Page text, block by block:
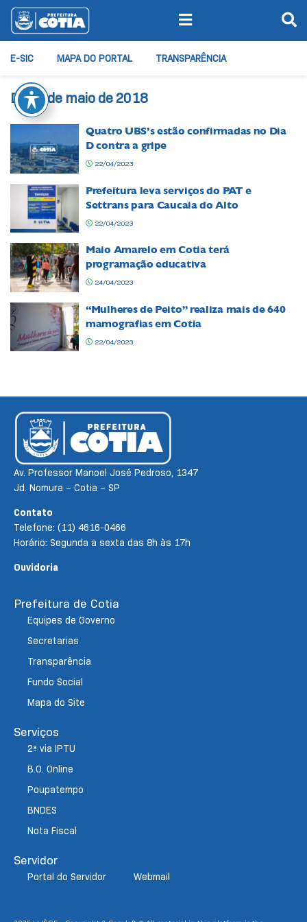
E-SIC MAPA DO PORTAL TRANSPARÊNCIA
Dia:2 de maio de 2018
Quatro UBS’s estão confirmadas no Dia
D contra a gripe
22/04/2023
Prefeitura leva serviços do PAT e
Settrans para Caucaia do Alto
22/04/2023
Maio Amarelo em Cotia terá
programação educativa
24/04/2023
“Mulheres de Peito” realiza mais de 640
mamografias em Cotia
22/04/2023
Av. Professor Manoel José Pedroso, 1347
Jd. Nomura – Cotia – SP
Contato
Telefone: (11) 4616-0466
Horário: Segunda a sexta das 8h às 17h
Ouvidoria
Prefeitura de Cotia
Equipes de Governo
Secretarias
Transparência
Fundo Social
Mapa do Site
Serviços
2ª via IPTU
B.O. Online
Poupatempo
BNDES
Nota Fiscal
Servidor
Portal do Servidor Webmail